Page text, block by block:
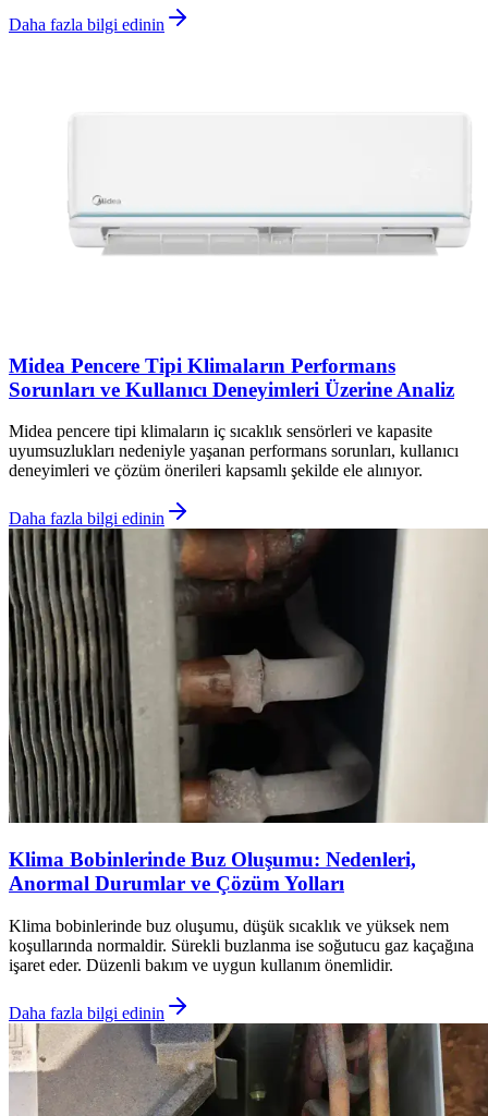
Daha fazla bilgi edinin
Midea Pencere Tipi Klimaların Performans
Sorunları ve Kullanıcı Deneyimleri Üzerine Analiz
Midea pencere tipi klimaların iç sıcaklık sensörleri ve kapasite
uyumsuzlukları nedeniyle yaşanan performans sorunları, kullanıcı
deneyimleri ve çözüm önerileri kapsamlı şekilde ele alınıyor.
Daha fazla bilgi edinin
Klima Bobinlerinde Buz Oluşumu: Nedenleri,
Anormal Durumlar ve Çözüm Yolları
Klima bobinlerinde buz oluşumu, düşük sıcaklık ve yüksek nem
koşullarında normaldir. Sürekli buzlanma ise soğutucu gaz kaçağına
işaret eder. Düzenli bakım ve uygun kullanım önemlidir.
Daha fazla bilgi edinin